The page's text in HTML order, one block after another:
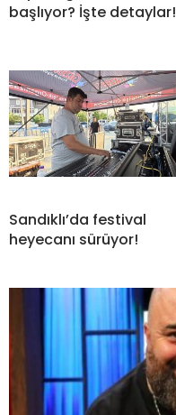
başlıyor? İşte detaylar!
Sandıklı’da festival
heyecanı sürüyor!